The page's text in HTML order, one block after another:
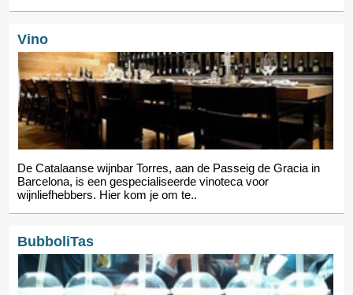
Vino
De Catalaanse wijnbar Torres, aan de Passeig de Gracia in
Barcelona, is een gespecialiseerde vinoteca voor
wijnliefhebbers. Hier kom je om te..
BubboliTas